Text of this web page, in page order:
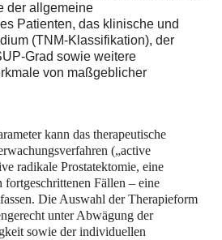
der allgemeine
Patienten, das klinische und
(TNM-Klassifikation), der
Grad sowie weitere
von maßgeblicher
kann das therapeutische
(„active
radikale Prostatektomie, eine
fortgeschrittenen Fällen – eine
Die Auswahl der Therapieform
unter Abwägung der
sowie der individuellen